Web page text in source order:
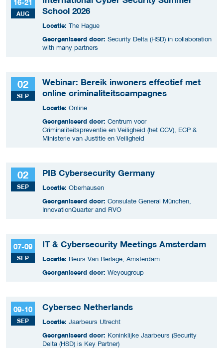
AUG
School 2026
Locatie: The Hague
Georganiseerd door: Security Delta (HSD) in collaboration
with many partners
02
SEP
Webinar: Bereik inwoners effectief met
online criminaliteitscampagnes
Locatie: Online
Georganiseerd door: Centrum voor
Criminaliteitspreventie en Veiligheid (het CCV), ECP &
Ministerie van Justitie en Veiligheid
02
SEP
PIB Cybersecurity Germany
Locatie: Oberhausen
Georganiseerd door: Consulate General München,
InnovationQuarter and RVO
07-09
SEP
IT & Cybersecurity Meetings Amsterdam
Locatie: Beurs Van Berlage, Amsterdam
Georganiseerd door: Weyougroup
09-10
SEP
Cybersec Netherlands
Locatie: Jaarbeurs Utrecht
Georganiseerd door: Koninklijke Jaarbeurs (Security
Delta (HSD) is Key Partner)